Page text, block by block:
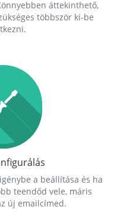
áttekinthető,
többször ki-be
a beállítása és ha
teendőd vele, máris
új emailcímed.